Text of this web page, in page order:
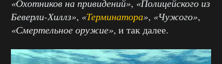
«Охотников на привидений», «Полицейского из
Беверли-Хиллз», «Терминатора», «Чужого»,
«Смертельное оружие», и так далее.